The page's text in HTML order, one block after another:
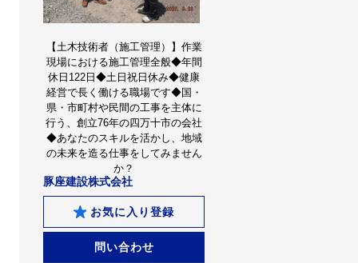
【土木技術者（施工管理）】作業
現場における施工管理全般◆年間
休日122日◆土日祝日休み◆健康
経営で長く働ける職場です◆国・
県・市町村や民間の工事を主体に
行う、創立76年の四万十市の会社
◆あなたのスキルを活かし、地域
の未来を造る仕事をしてみません
か？
豚座建設株式会社
お気に入り登録
問い合わせ